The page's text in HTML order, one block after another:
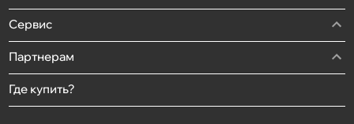
Сервис
Партнерам
Где купить?